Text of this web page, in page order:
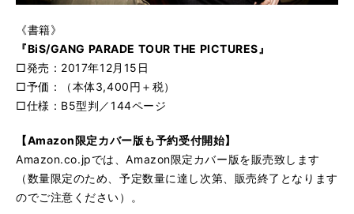
《書籍》
『BiS/GANG PARADE TOUR THE PICTURES』
□発売：2017年12月15日
□予価：（本体3,400円＋税）
□仕様：B5型判／144ページ
【Amazon限定カバー版も予約受付開始】
Amazon.co.jpでは、Amazon限定カバー版を販売致します
（数量限定のため、予定数量に達し次第、販売終了となります
のでご注意ください）。